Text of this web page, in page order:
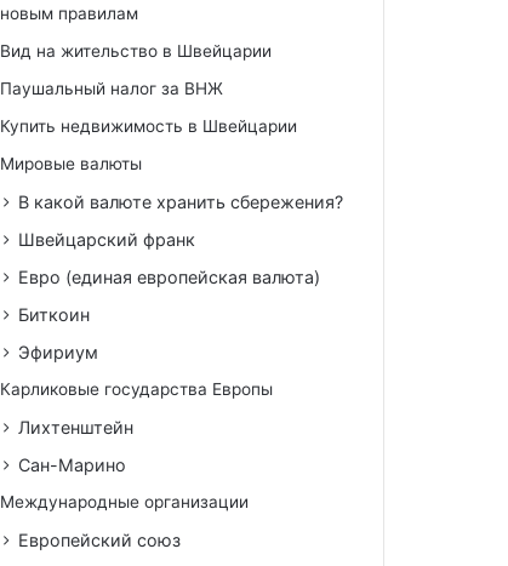
новым правилам
Вид на жительство в Швейцарии
Паушальный налог за ВНЖ
Купить недвижимость в Швейцарии
Мировые валюты
В какой валюте хранить сбережения?
Швейцарский франк
Евро (единая европейская валюта)
Биткоин
Эфириум
Карликовые государства Европы
Лихтенштейн
Сан-Марино
Международные организации
Европейский союз